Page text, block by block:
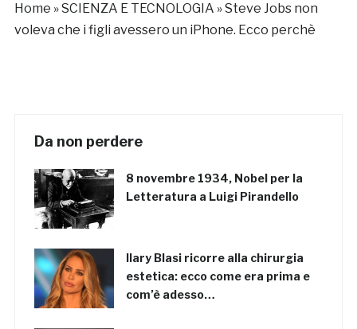
Home »SCIENZA E TECNOLOGIA »Steve Jobs non
voleva che i figli avessero un iPhone. Ecco perchè
Da non perdere
8 novembre 1934, Nobel per la
Letteratura a Luigi Pirandello
Ilary Blasi ricorre alla chirurgia
estetica: ecco come era prima e
com’è adesso…